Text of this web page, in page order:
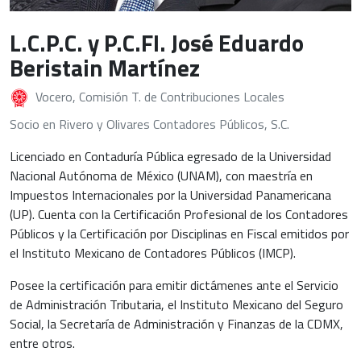
L.C.P.C. y P.C.FI. José Eduardo
Beristain Martínez
Vocero, Comisión T. de Contribuciones Locales
Socio en Rivero y Olivares Contadores Públicos, S.C.
Licenciado en Contaduría Pública egresado de la Universidad
Nacional Autónoma de México (UNAM), con maestría en
Impuestos Internacionales por la Universidad Panamericana
(UP). Cuenta con la Certificación Profesional de los Contadores
Públicos y la Certificación por Disciplinas en Fiscal emitidos por
el Instituto Mexicano de Contadores Públicos (IMCP).
Posee la certificación para emitir dictámenes ante el Servicio
de Administración Tributaria, el Instituto Mexicano del Seguro
Social, la Secretaría de Administración y Finanzas de la CDMX,
entre otros.